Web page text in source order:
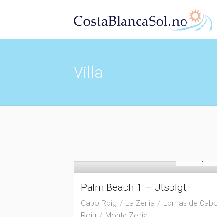
Villa
Palm Beach 1 – Utsolgt
Cabo Roig La Zenia
Lomas de Cabo